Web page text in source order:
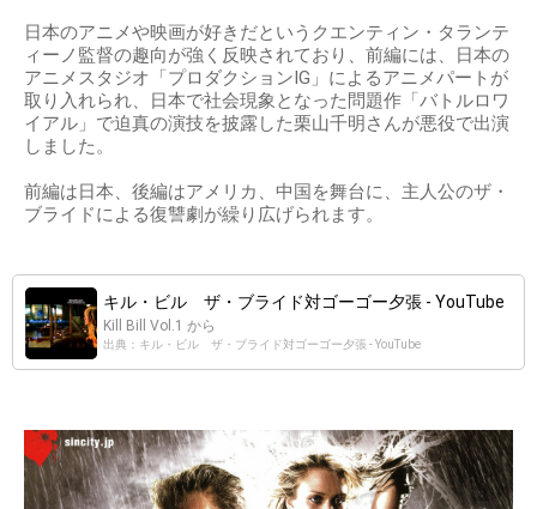
日本のアニメや映画が好きだというクエンティン・タランテ
ィーノ監督の趣向が強く反映されており、前編には、日本の
アニメスタジオ「プロダクションIG」によるアニメパートが
取り入れられ、日本で社会現象となった問題作「バトルロワ
イアル」で迫真の演技を披露した栗山千明さんが悪役で出演
しました。
前編は日本、後編はアメリカ、中国を舞台に、主人公のザ・
ブライドによる復讐劇が繰り広げられます。
キル・ビル ザ・ブライド対ゴーゴー夕張 - YouTube
Kill Bill Vol.1 から
出典：キル・ビル ザ・ブライド対ゴーゴー夕張 - YouTube